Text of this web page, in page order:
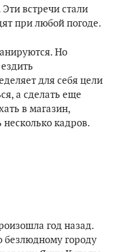
встречи стали
при любой погоде.
Но
для себя цели
а сделать еще
в магазин,
несколько кадров.
год назад.
безлюдному городу